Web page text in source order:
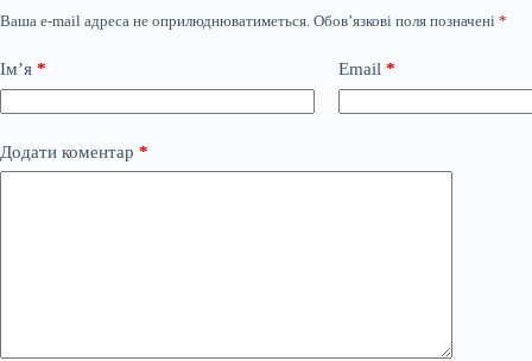
Ваша e-mail адреса не оприлюднюватиметься. Обов’язкові поля позначені *
Ім’я * Email *
Додати коментар *